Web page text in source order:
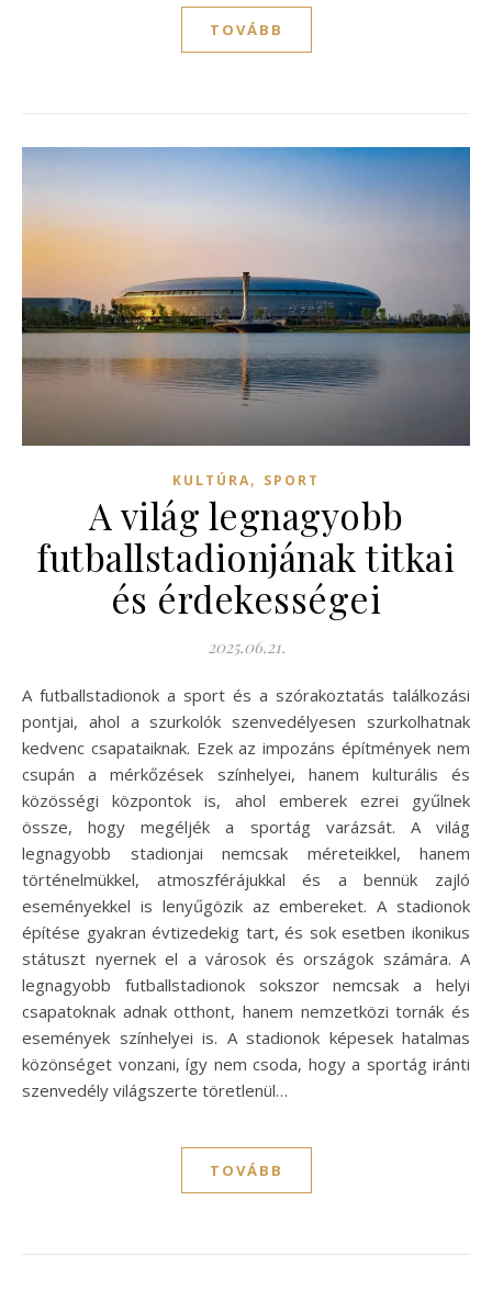
TOVÁBB
KULTÚRA, SPORT
A világ legnagyobb
futballstadionjának titkai
és érdekességei
2025.06.21.
A futballstadionok a sport és a szórakoztatás találkozási
pontjai, ahol a szurkolók szenvedélyesen szurkolhatnak
kedvenc csapataiknak. Ezek az impozáns építmények nem
csupán a mérkőzések színhelyei, hanem kulturális és
közösségi központok is, ahol emberek ezrei gyűlnek
össze, hogy megéljék a sportág varázsát. A világ
legnagyobb stadionjai nemcsak méreteikkel, hanem
történelmükkel, atmoszférájukkal és a bennük zajló
eseményekkel is lenyűgözik az embereket. A stadionok
építése gyakran évtizedekig tart, és sok esetben ikonikus
státuszt nyernek el a városok és országok számára. A
legnagyobb futballstadionok sokszor nemcsak a helyi
csapatoknak adnak otthont, hanem nemzetközi tornák és
események színhelyei is. A stadionok képesek hatalmas
közönséget vonzani, így nem csoda, hogy a sportág iránti
szenvedély világszerte töretlenül…
TOVÁBB